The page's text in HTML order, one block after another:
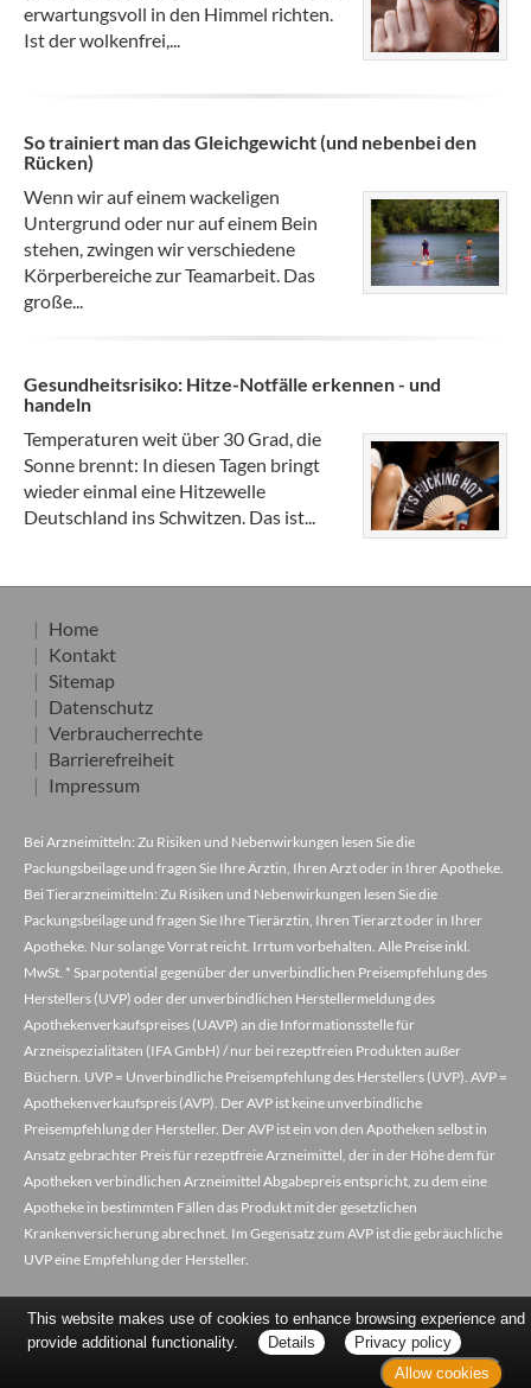
erwartungsvoll in den Himmel richten.
Ist der wolkenfrei,...
So trainiert man das Gleichgewicht (und nebenbei den
Rücken)
Wenn wir auf einem wackeligen
Untergrund oder nur auf einem Bein
stehen, zwingen wir verschiedene
Körperbereiche zur Teamarbeit. Das
große...
Gesundheitsrisiko: Hitze-Notfälle erkennen - und
handeln
Temperaturen weit über 30 Grad, die
Sonne brennt: In diesen Tagen bringt
wieder einmal eine Hitzewelle
Deutschland ins Schwitzen. Das ist...
Home
Kontakt
Sitemap
Datenschutz
Verbraucherrechte
Barrierefreiheit
Impressum
Bei Arzneimitteln: Zu Risiken und Nebenwirkungen lesen Sie die
Packungsbeilage und fragen Sie Ihre Ärztin, Ihren Arzt oder in Ihrer Apotheke.
Bei Tierarzneimitteln: Zu Risiken und Nebenwirkungen lesen Sie die
Packungsbeilage und fragen Sie Ihre Tierärztin, Ihren Tierarzt oder in Ihrer
Apotheke. Nur solange Vorrat reicht. Irrtum vorbehalten. Alle Preise inkl.
MwSt. * Sparpotential gegenüber der unverbindlichen Preisempfehlung des
Herstellers (UVP) oder der unverbindlichen Herstellermeldung des
Apothekenverkaufspreises (UAVP) an die Informationsstelle für
Arzneispezialitäten (IFA GmbH) / nur bei rezeptfreien Produkten außer
Büchern. UVP = Unverbindliche Preisempfehlung des Herstellers (UVP). AVP =
Apothekenverkaufspreis (AVP). Der AVP ist keine unverbindliche
Preisempfehlung der Hersteller. Der AVP ist ein von den Apotheken selbst in
Ansatz gebrachter Preis für rezeptfreie Arzneimittel, der in der Höhe dem für
Apotheken verbindlichen Arzneimittel Abgabepreis entspricht, zu dem eine
Apotheke in bestimmten Fällen das Produkt mit der gesetzlichen
Krankenversicherung abrechnet. Im Gegensatz zum AVP ist die gebräuchliche
UVP eine Empfehlung der Hersteller.
This website makes use of cookies to enhance browsing experience and
provide additional functionality.
Details
Privacy policy
Allow cookies